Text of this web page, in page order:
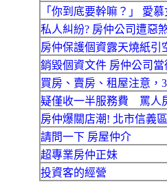
「你到底要幹嘛？」 愛
私人糾紛? 房仲公司遭惡
房仲保護個資露天燒紙引
銷毀個資文件 房仲公司當
買房、賣房、租屋注意，
疑僅收一半服務費 罵人
房仲爆關店潮! 北市信義
請問一下 房屋仲介
超專業房仲正妹
投資客的經營